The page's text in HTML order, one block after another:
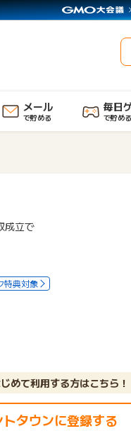
メール
で貯める
毎日
で貯める
成立で
特典対象
めて利用する方はこちら！
タウンに登録する